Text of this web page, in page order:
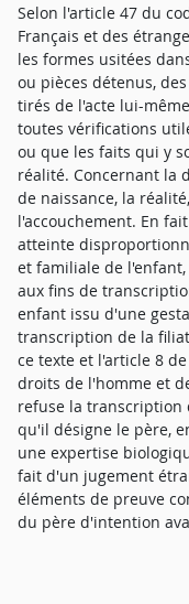
Selon l'article 47 du
Français et des
les formes usitées
ou pièces détenus,
tirés de l'acte lui-
toutes vérifications
ou que les faits qui y
réalité. Concernant la
de naissance, la
l'accouchement. En
atteinte
et familiale de
aux fins de
enfant issu d'une
transcription de la
ce texte et l'article 8
droits de l'homme et
refuse la transcription
qu'il désigne le père,
une expertise
fait d'un jugement
éléments de preuve
du père d'intention